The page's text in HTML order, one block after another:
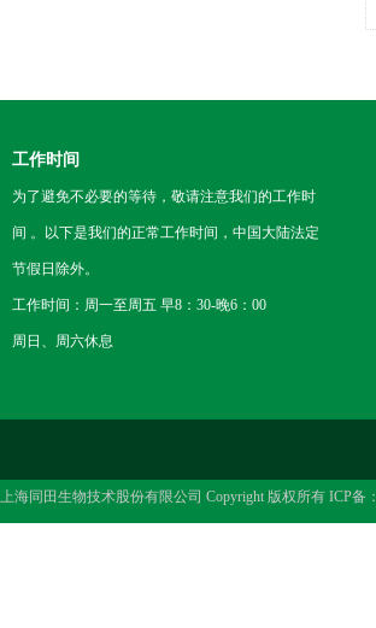
工作时间
为了避免不必要的等待，敬请注意我们的工作时
间 。以下是我们的正常工作时间，中国大陆法定
节假日除外。
工作时间：周一至周五 早8：30-晚6：00
周日、周六休息
上海同田生物技术股份有限公司 Copyright 版权所有 ICP备：